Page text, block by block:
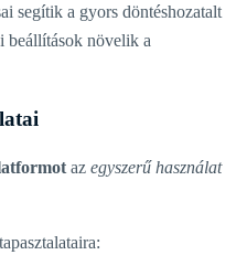
segítik a gyors döntéshozatalt
beállítások növelik a
az egyszerű használat